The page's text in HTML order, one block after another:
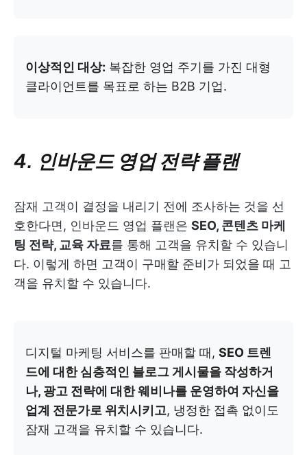
이상적인 대상: 복잡한 영업 주기를 가진 대형
클라이언트를 목표로 하는 B2B 기업.
4. 인바운드 영업 전략 플랜
잠재 고객이 결정을 내리기 전에 조사하는 것을 선
호한다면, 인바운드 영업 플랜은 SEO, 콘텐츠 마케
팅 전략, 교육 자료를 통해 고객을 유치할 수 있습니
다. 이렇게 하면 고객이 구매할 준비가 되었을 때 고
객을 유치할 수 있습니다.
디지털 마케팅 서비스를 판매할 때, SEO 트렌
드에 대한 심층적인 블로그 게시물을 작성하거
나, 광고 전략에 대한 웨비나를 운영하여 자신을
업계 전문가로 위치시키고, 냉정한 접촉 없이도
잠재 고객을 유치할 수 있습니다.